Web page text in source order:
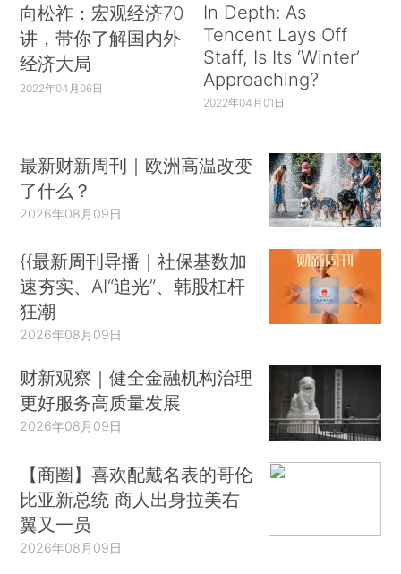
向松祚：宏观经济70
讲，带你了解国内外
经济大局
2022年04月06日
In Depth: As
Tencent Lays Off
Staff, Is Its ‘Winter’
Approaching?
2022年04月01日
最新财新周刊｜欧洲高温改变
了什么？
2026年08月09日
{{最新周刊导播｜社保基数加
速夯实、AI“追光”、韩股杠杆
狂潮
2026年08月09日
财新观察｜健全金融机构治理
更好服务高质量发展
2026年08月09日
【商圈】喜欢配戴名表的哥伦
比亚新总统 商人出身拉美右
翼又一员
2026年08月09日